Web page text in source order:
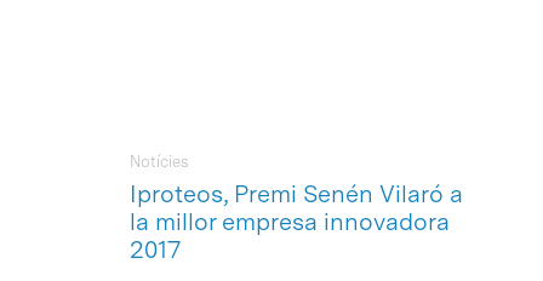
Iproteos, Premi Senén Vilaró a
la millor empresa innovadora
2017
Notícies